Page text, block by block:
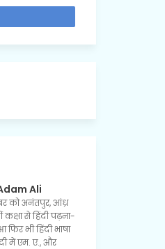
Ali
को अनंतपुर, आंध्र
कक्षा से हिंदी पढ़ना-
भी हिंदी भाषा
में एम. ए., और